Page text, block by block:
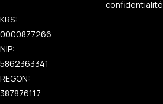
KRS:
0000877266
NIP:
5862363341
REGON:
387876117
confidentialité